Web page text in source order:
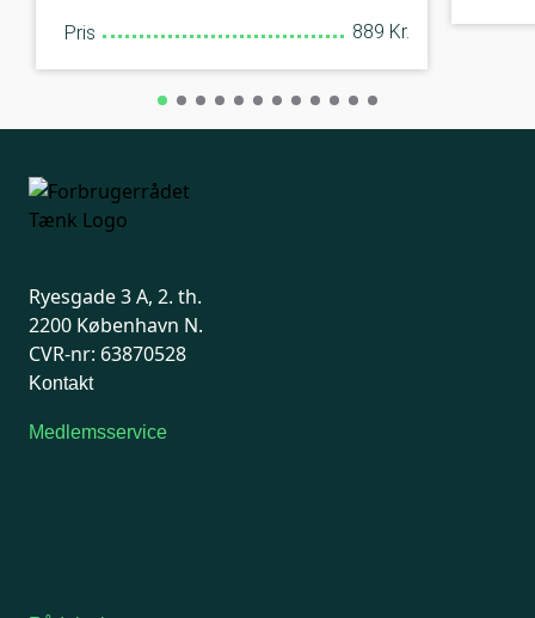
Pris 889 Kr.
Ryesgade 3 A, 2. th.
2200 København N.
CVR-nr: 63870528
Kontakt
Medlemsservice